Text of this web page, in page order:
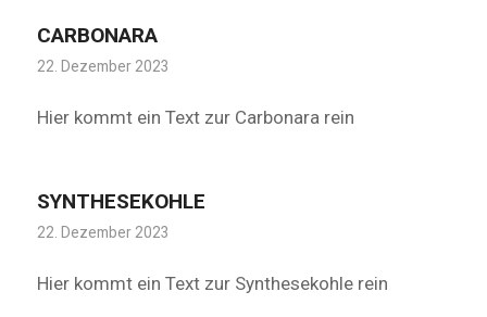
CARBONARA
22. Dezember 2023
Hier kommt ein Text zur Carbonara rein
SYNTHESEKOHLE
22. Dezember 2023
Hier kommt ein Text zur Synthesekohle rein